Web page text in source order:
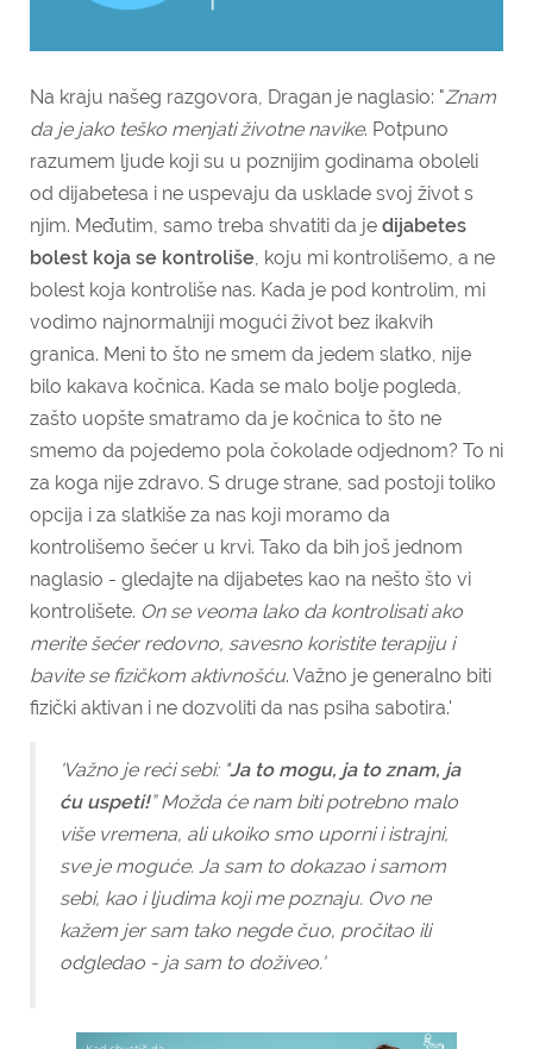
Na kraju našeg razgovora, Dragan je naglasio: "Znam
da je jako teško menjati životne navike. Potpuno
razumem ljude koji su u poznijim godinama oboleli
od dijabetesa i ne uspevaju da usklade svoj život s
njim. Međutim, samo treba shvatiti da je dijabetes
bolest koja se kontroliše, koju mi kontrolišemo, a ne
bolest koja kontroliše nas. Kada je pod kontrolim, mi
vodimo najnormalniji mogući život bez ikakvih
granica. Meni to što ne smem da jedem slatko, nije
bilo kakava kočnica. Kada se malo bolje pogleda,
zašto uopšte smatramo da je kočnica to što ne
smemo da pojedemo pola čokolade odjednom? To ni
za koga nije zdravo. S druge strane, sad postoji toliko
opcija i za slatkiše za nas koji moramo da
kontrolišemo šećer u krvi. Tako da bih još jednom
naglasio - gledajte na dijabetes kao na nešto što vi
kontrolišete. On se veoma lako da kontrolisati ako
merite šećer redovno, savesno koristite terapiju i
bavite se fizičkom aktivnošću. Važno je generalno biti
fizički aktivan i ne dozvoliti da nas psiha sabotira.'
'Važno je reći sebi: "Ja to mogu, ja to znam, ja
ću uspeti!” Možda će nam biti potrebno malo
više vremena, ali ukoiko smo uporni i istrajni,
sve je moguće. Ja sam to dokazao i samom
sebi, kao i ljudima koji me poznaju. Ovo ne
kažem jer sam tako negde čuo, pročitao ili
odgledao - ja sam to doživeo.'